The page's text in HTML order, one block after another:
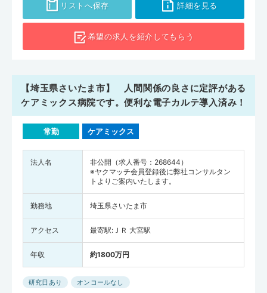
リストへ保存 詳細を見る
希望の求人を紹介してもらう
【埼玉県さいたま市】 人間関係の良さに定評がある
ケアミックス病院です。便利な電子カルテ導入済み！
常勤 ケアミックス
法人名
非公開（求人番号：268644）
※ヤクマッチ会員登録後に弊社コンサルタン
トよりご案内いたします。
勤務地 埼玉県さいたま市
アクセス 最寄駅:ＪＲ 大宮駅
年収 約1800万円
研究日あり オンコールなし